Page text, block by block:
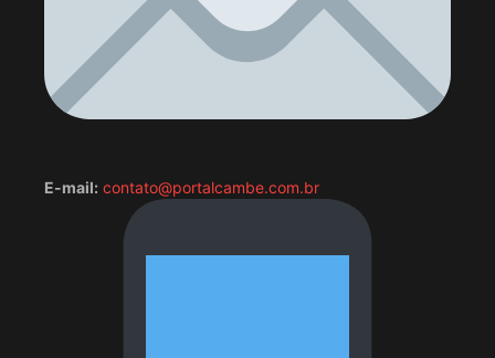
E-mail: contato@portalcambe.com.br